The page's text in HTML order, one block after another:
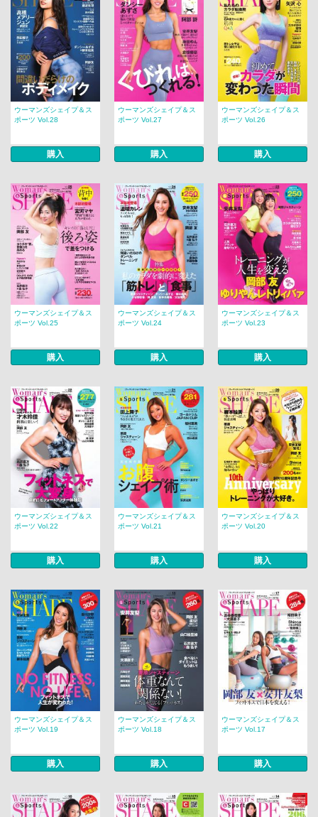
ウーマンズシェイプ＆ス
ポーツ Vol.28
購入
ウーマンズシェイプ＆ス
ポーツ Vol.27
購入
ウーマンズシェイプ＆ス
ポーツ Vol.26
購入
ウーマンズシェイプ＆ス
ポーツ Vol.25
購入
ウーマンズシェイプ＆ス
ポーツ Vol.24
購入
ウーマンズシェイプ＆ス
ポーツ Vol.23
購入
ウーマンズシェイプ＆ス
ポーツ Vol.22
購入
ウーマンズシェイプ＆ス
ポーツ Vol.21
購入
ウーマンズシェイプ＆ス
ポーツ Vol.20
購入
ウーマンズシェイプ＆ス
ポーツ Vol.19
購入
ウーマンズシェイプ＆ス
ポーツ Vol.18
購入
ウーマンズシェイプ＆ス
ポーツ Vol.17
購入